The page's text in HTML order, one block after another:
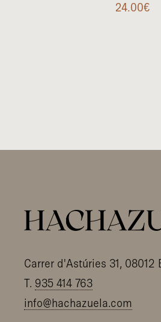
24.00€
Carrer d'Astúries 31, 08012
T. 935 414 763
info@hachazuela.com